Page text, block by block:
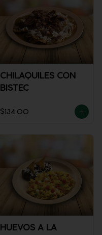
CHILAQUILES CON
BISTEC
$134.00
HUEVOS A LA